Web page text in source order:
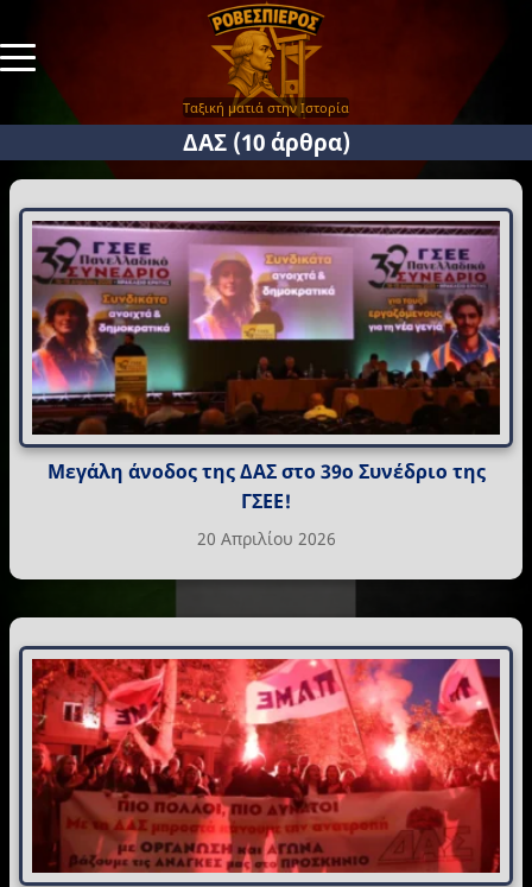
Ταξική ματιά στην Ιστορία
ΔΑΣ (10 άρθρα)
Μεγάλη άνοδος της ΔΑΣ στο 39ο Συνέδριο της
ΓΣΕΕ!
20 Απριλίου 2026